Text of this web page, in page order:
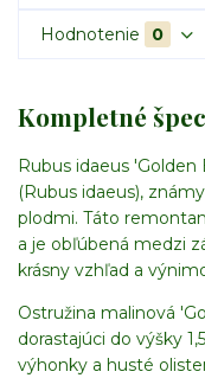
Hodnotenie 0
Kompletné
Rubus idaeus
(Rubus idaeus),
plodmi. Táto
a je obľúbená medzi
krásny vzhľad a
Ostružina malinová
dorastajúci do výšky
výhonky a husté